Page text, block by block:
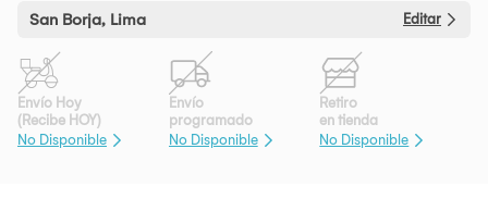
San Borja, Lima Editar
Envío Hoy
(Recibe HOY)
No Disponible
Envío
programado
No Disponible
Retiro
en tienda
No Disponible